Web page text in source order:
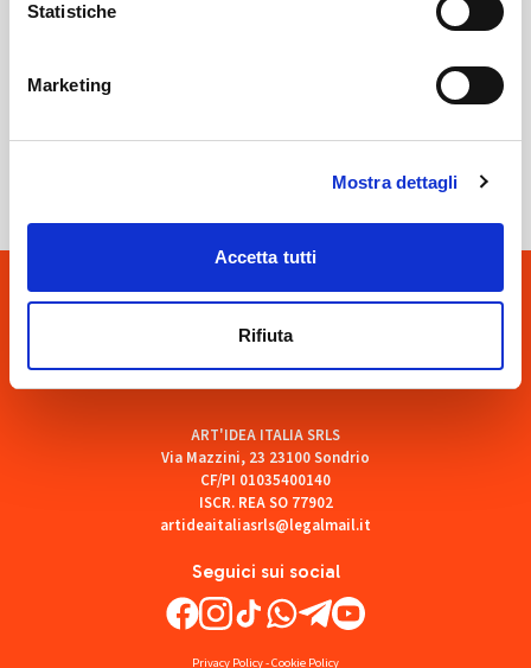
Statistiche
Marketing
Mostra dettagli
Accetta tutti
Rifiuta
SOF Società Onoranze Funebri
Seguici sui social
ART'IDEA ITALIA SRLS
Via Mazzini, 23 23100 Sondrio
CF/PI 01035400140
ISCR. REA SO 77902
artideaitaliasrls@legalmail.it
Privacy Policy-Cookie Policy